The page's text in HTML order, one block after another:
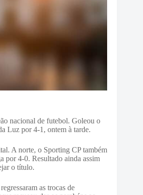
nacional de futebol. Goleou o
Luz por 4-1, ontem à tarde.
A norte, o Sporting CP também
por 4-0. Resultado ainda assim
o título.
as trocas de